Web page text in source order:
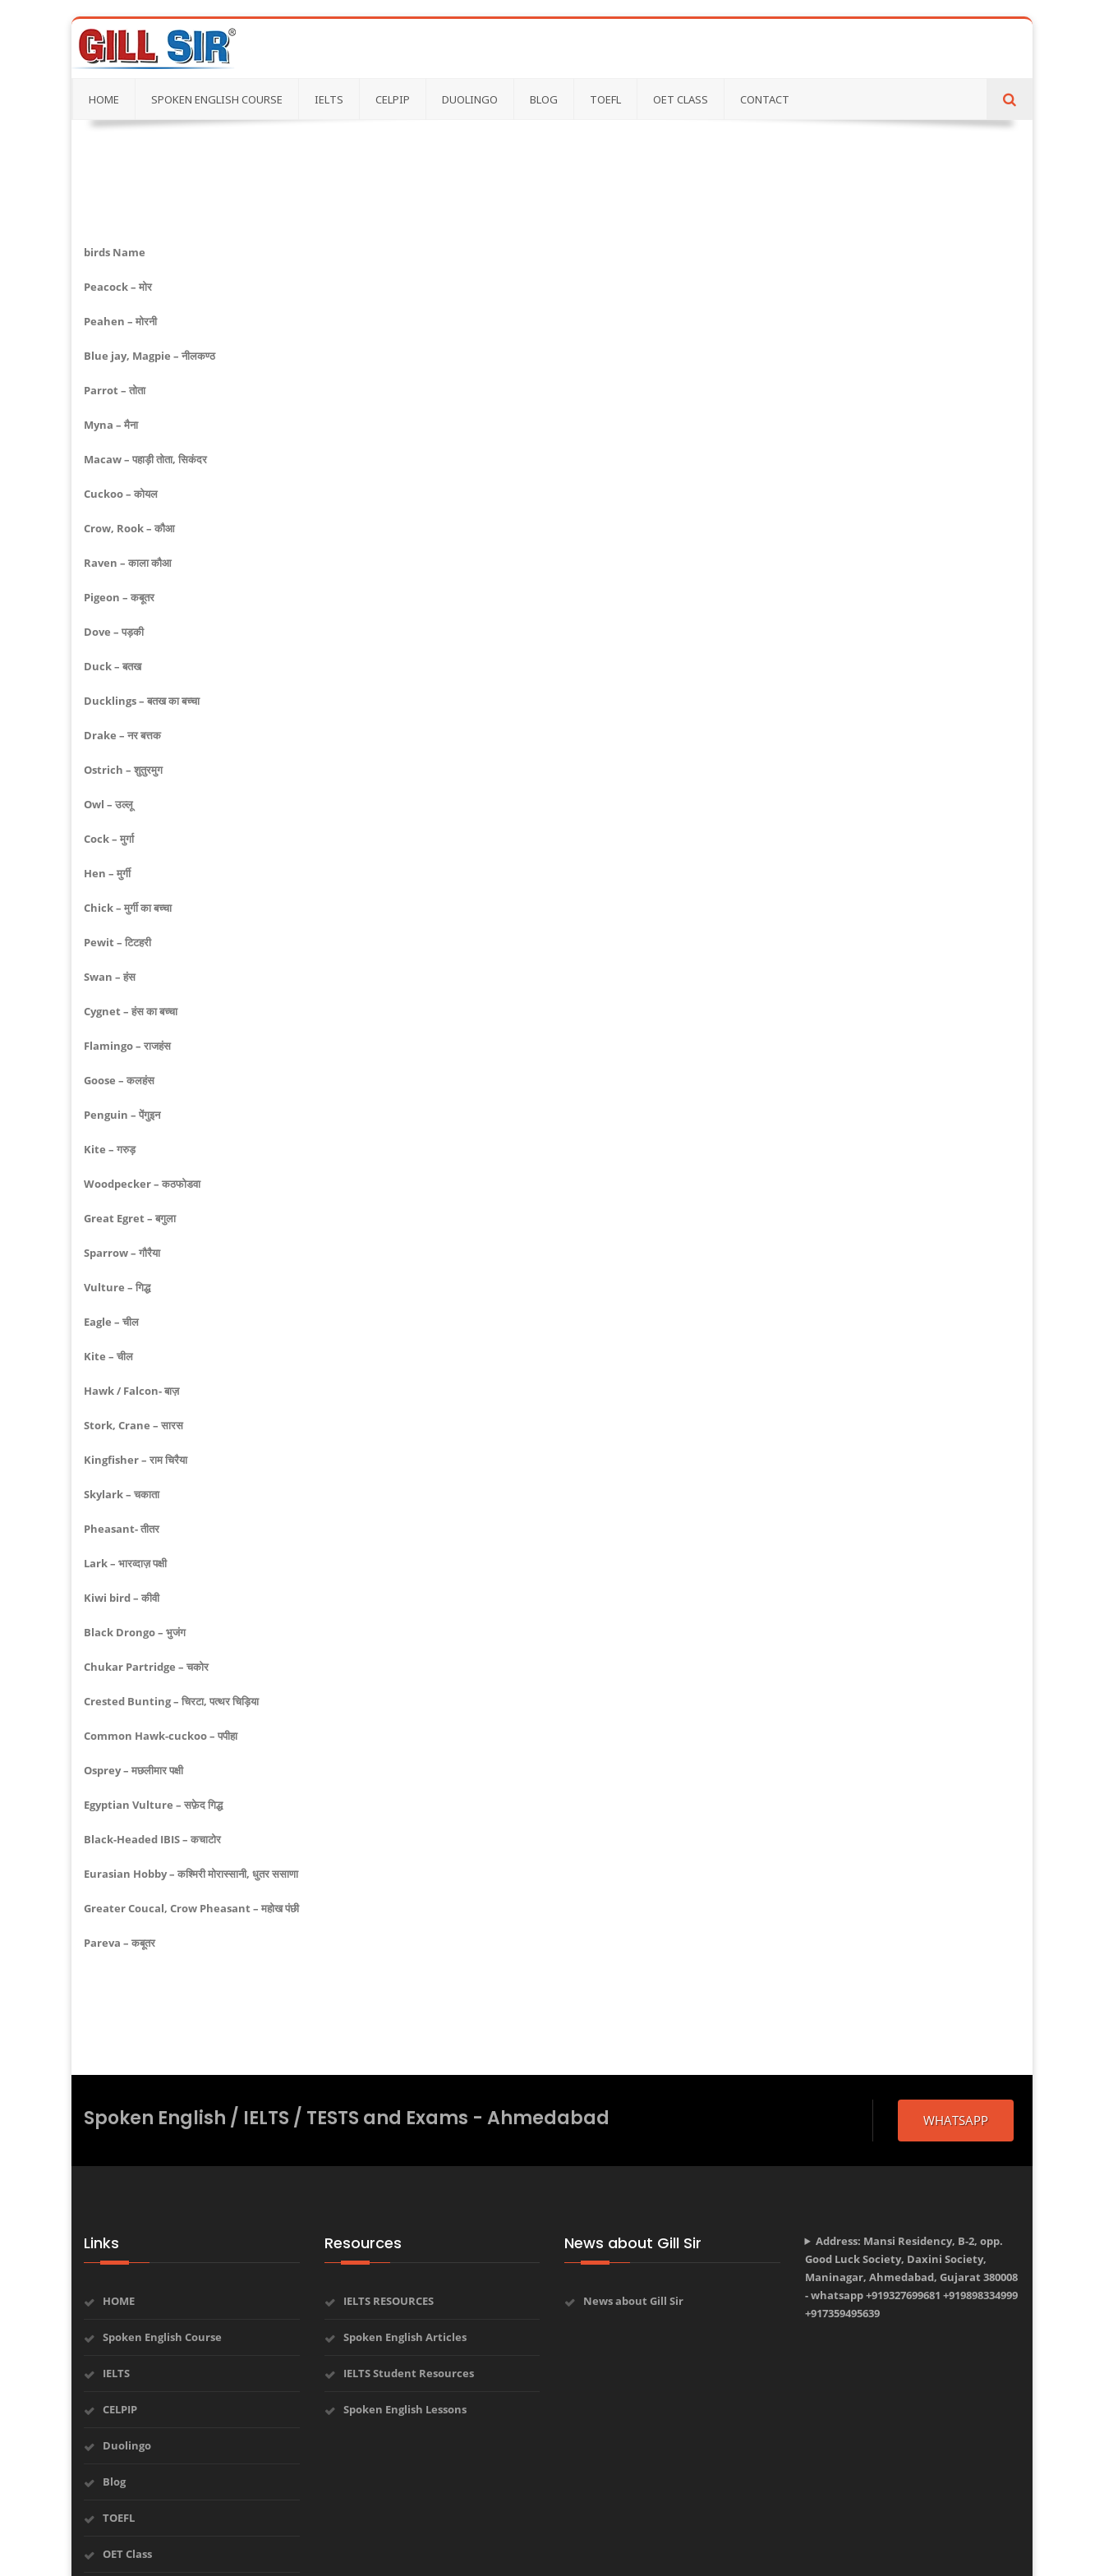
HOME SPOKEN ENGLISH COURSE IELTS CELPIP DUOLINGO BLOG TOEFL OET CLASS CONTACT
birds Name
Peacock – मोर
Peahen – मोरनी
Blue jay, Magpie – नीलकण्ठ
Parrot – तोता
Myna – मैना
Macaw – पहाड़ी तोता, सिकंदर
Cuckoo – कोयल
Crow, Rook – कौआ
Raven – काला कौआ
Pigeon – कबूतर
Dove – पड़की
Duck – बतख
Ducklings – बतख का बच्चा
Drake – नर बत्तक
Ostrich – शुतुरमुग
Owl – उल्लू
Cock – मुर्गा
Hen – मुर्गी
Chick – मुर्गी का बच्चा
Pewit – टिटहरी
Swan – हंस
Cygnet – हंस का बच्चा
Flamingo – राजहंस
Goose – कलहंस
Penguin – पेंगुइन
Kite – गरुड़
Woodpecker – कठफोडवा
Great Egret – बगुला
Sparrow – गौरैया
Vulture – गिद्ध
Eagle – चील
Kite – चील
Hawk / Falcon- बाज़
Stork, Crane – सारस
Kingfisher – राम चिरैया
Skylark – चकाता
Pheasant- तीतर
Lark – भारव्दाज़ पक्षी
Kiwi bird – कीवी
Black Drongo – भुजंग
Chukar Partridge – चकोर
Crested Bunting – चिरटा, पत्थर चिड़िया
Common Hawk-cuckoo – पपीहा
Osprey – मछलीमार पक्षी
Egyptian Vulture – सफ़ेद गिद्ध
Black-Headed IBIS – कचाटोर
Eurasian Hobby – कश्मिरी मोरास्सानी, धुतर ससाणा
Greater Coucal, Crow Pheasant – महोख पंछी
Pareva – कबूतर
Spoken English / IELTS / TESTS and Exams - Ahmedabad WHATSAPP
Links
HOME
Spoken English Course
IELTS
CELPIP
Duolingo
Blog
TOEFL
OET Class
Resources
IELTS RESOURCES
Spoken English Articles
IELTS Student Resources
Spoken English Lessons
News about Gill Sir
News about Gill Sir
Address: Mansi Residency, B-2, opp.
Good Luck Society, Daxini Society,
Maninagar, Ahmedabad, Gujarat 380008
- whatsapp +919327699681 +919898334999
+917359495639